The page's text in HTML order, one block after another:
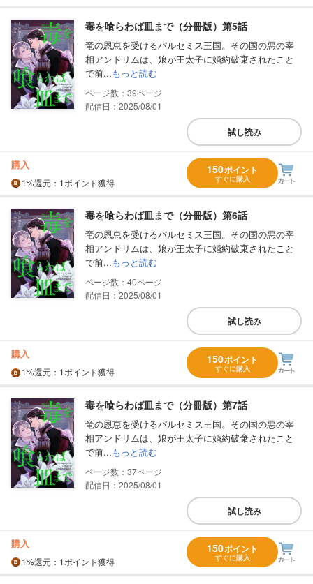
毒を喰らわば皿まで（分冊版）第5話
竜の恩恵を受けるパルセミス王国。その国の悪の宰
相アンドリムは、娘が王太子に婚約破棄されたこと
で前...もっと読む
39
配信日：2025/08/01
試し読み
購入
1%還元 ：1ポイント獲得
150ポイント
すぐに購入
毒を喰らわば皿まで（分冊版）第6話
竜の恩恵を受けるパルセミス王国。その国の悪の宰
相アンドリムは、娘が王太子に婚約破棄されたこと
で前...もっと読む
40
配信日：2025/08/01
試し読み
購入
1%還元 ：1ポイント獲得
150ポイント
すぐに購入
毒を喰らわば皿まで（分冊版）第7話
竜の恩恵を受けるパルセミス王国。その国の悪の宰
相アンドリムは、娘が王太子に婚約破棄されたこと
で前...もっと読む
37
配信日：2025/08/01
試し読み
購入
1%還元 ：1ポイント獲得
150ポイント
すぐに購入